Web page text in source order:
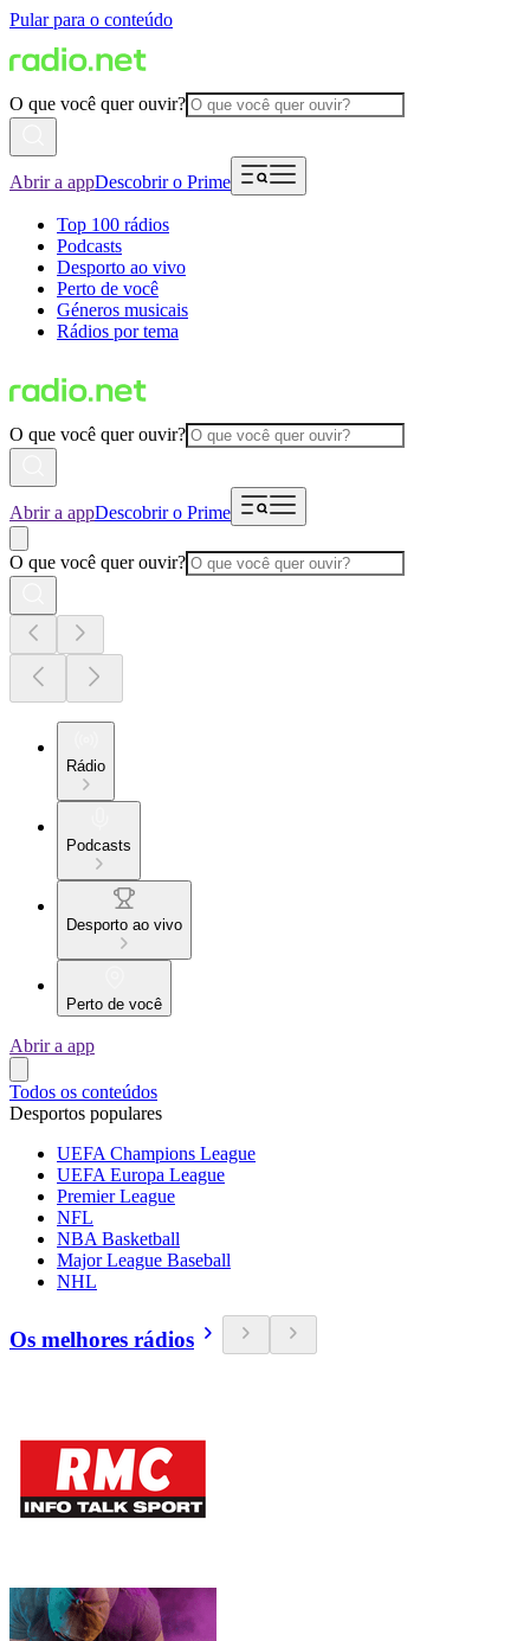
Pular para o conteúdo
O que você quer ouvir?
Abrir a appDescobrir o Prime
Top 100 rádios
Podcasts
Desporto ao vivo
Perto de você
Géneros musicais
Rádios por tema
O que você quer ouvir?
Abrir a appDescobrir o Prime
O que você quer ouvir?
Rádio
Podcasts
Desporto ao vivo
Perto de você
Abrir a app
Todos os conteúdos
Desportos populares
UEFA Champions League
UEFA Europa League
Premier League
NFL
NBA Basketball
Major League Baseball
NHL
Os melhores rádios